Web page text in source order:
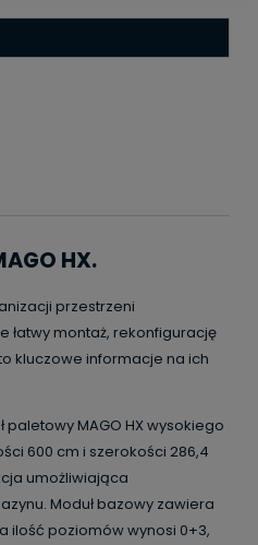
kosztów płatności
HX.
przestrzeni
montaż, rekonfigurację
kluczowe informacje na ich
paletowy MAGO HX wysokiego
600 cm i szerokości 286,4
umożliwiająca
Moduł bazowy zawiera
ilość poziomów wynosi 0+3,